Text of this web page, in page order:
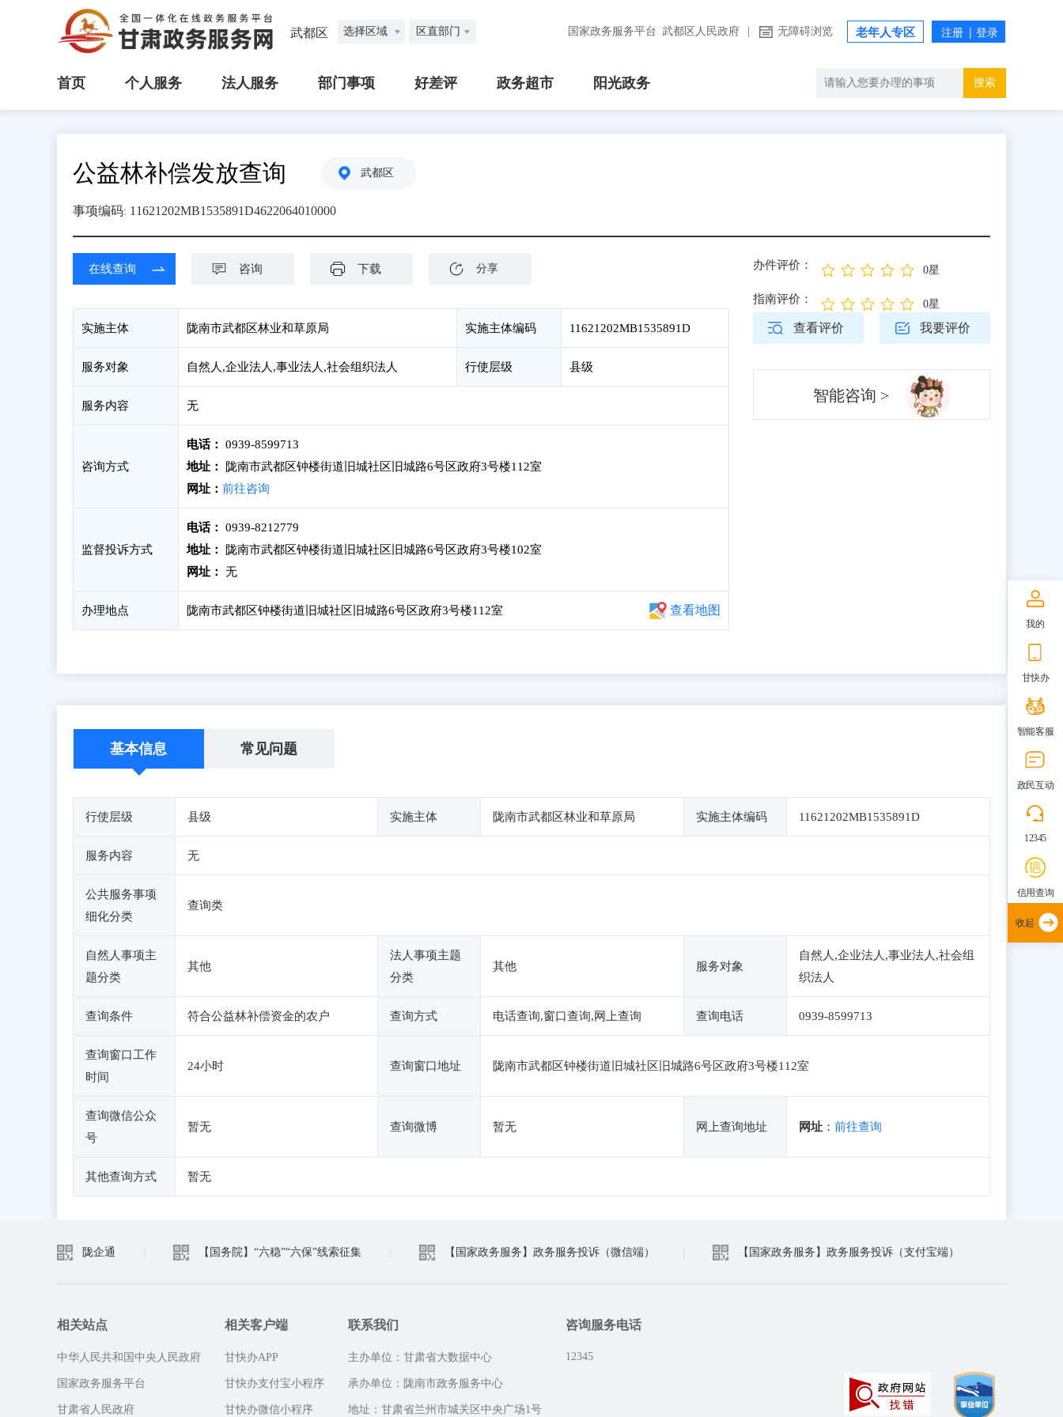
武都区 选择区域 区直部门 国家政务服务平台 武都区人民政府 无障碍浏览 老年人专区
首页 个人服务 法人服务 部门事项 好差评 政务超市 阳光政务 搜索
公益林补偿发放查询 武都区
事项编码: 11621202MB1535891D4622064010000
在线查询 咨询 下载 分享
实施主体 陇南市武都区林业和草原局 实施主体编码 11621202MB1535891D
服务对象 自然人,企业法人,事业法人,社会组织法人 行使层级 县级
服务内容 无
咨询方式
电话：
0939-8599713
地址：
陇南市武都区钟楼街道旧城社区旧城路6号区政府3号楼112室
网址： 前往咨询
监督投诉方式
电话：
0939-8212779
地址：
陇南市武都区钟楼街道旧城社区旧城路6号区政府3号楼102室
网址：
无
办理地点 陇南市武都区钟楼街道旧城社区旧城路6号区政府3号楼112室 查看地图
办件评价： 0星
指南评价： 0星
查看评价 我要评价
智能咨询 >
基本信息 常见问题
行使层级 县级 实施主体 陇南市武都区林业和草原局 实施主体编码 11621202MB1535891D
服务内容 无
公共服务事项
细化分类
查询类
自然人事项主
题分类
其他
法人事项主题
分类
其他 服务对象
自然人,企业法人,事业法人,社会组
织法人
查询条件 符合公益林补偿资金的农户 查询方式 电话查询,窗口查询,网上查询 查询电话 0939-8599713
查询窗口工作
时间
24小时 查询窗口地址 陇南市武都区钟楼街道旧城社区旧城路6号区政府3号楼112室
查询微信公众
号
暂无 查询微博 暂无 网上查询地址 网址 ： 前往查询
其他查询方式 暂无
陇企通 【国务院】“六稳”“六保”线索征集 【国家政务服务】政务服务投诉（微信端） 【国家政务服务】政务服务投诉（支付宝端）
相关站点
中华人民共和国中央人民政府
国家政务服务平台
甘肃省人民政府
相关客户端
甘快办APP
甘快办支付宝小程序
甘快办微信小程序
联系我们
主办单位：甘肃省大数据中心
承办单位：陇南市政务服务中心
地址：甘肃省兰州市城关区中央广场1号
咨询服务电话
12345
我的
甘快办
智能客服
政民互动
12345
信用查询
收起